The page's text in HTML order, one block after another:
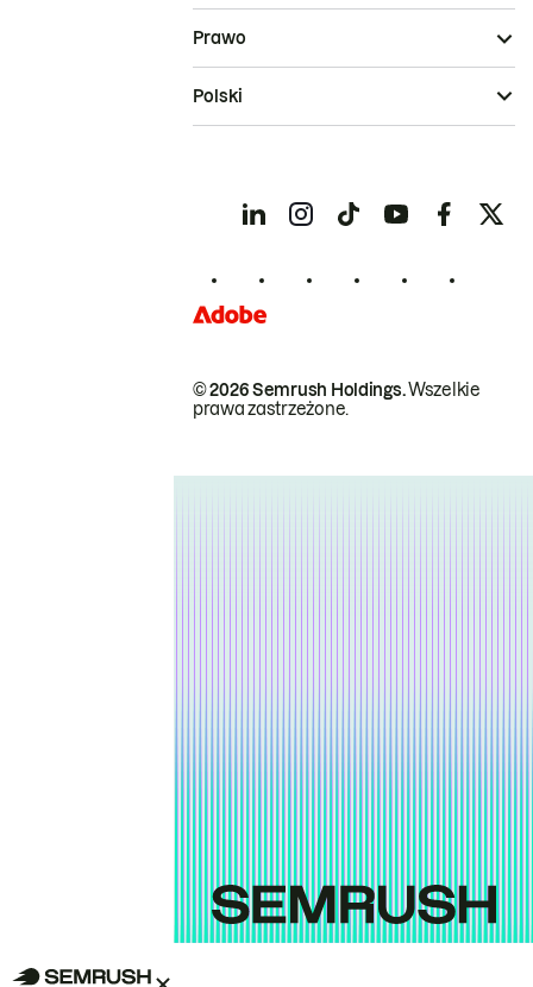
© 2026 Semrush Holdings.Wszelkie
prawa zastrzeżone.
Prawo
Polski